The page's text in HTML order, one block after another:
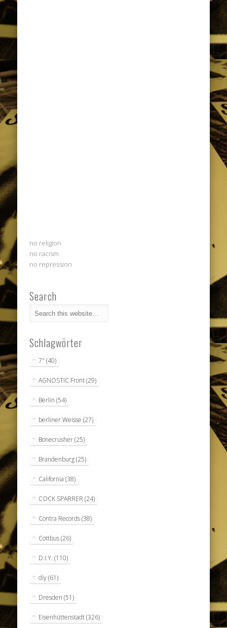
no religion
no racism
no repression
Search
Schlagwörter
7" (40)
AGNOSTIC Front(29)
Berlin (54)
berliner Weisse (27)
Bonecrusher(25)
Brandenburg(25)
California (38)
COCK SPARRER (24)
Contra Records(38)
Cottbus(26)
D.I.Y. (110)
diy(61)
Dresden (51)
Eisenhüttenstadt(326)